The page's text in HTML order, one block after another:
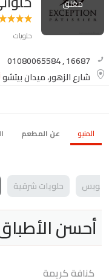
مغلق
حلويات
16687
,
01080065584
شارع الزهور، ميدان بيتشو
المنيو عن المطعم
بوبس حلويات شرقية
أحسن
كنافة كريمة